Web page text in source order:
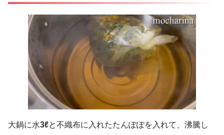
大鍋に水3ℓと不織布に入れたたんぽぽを入れて、沸騰し